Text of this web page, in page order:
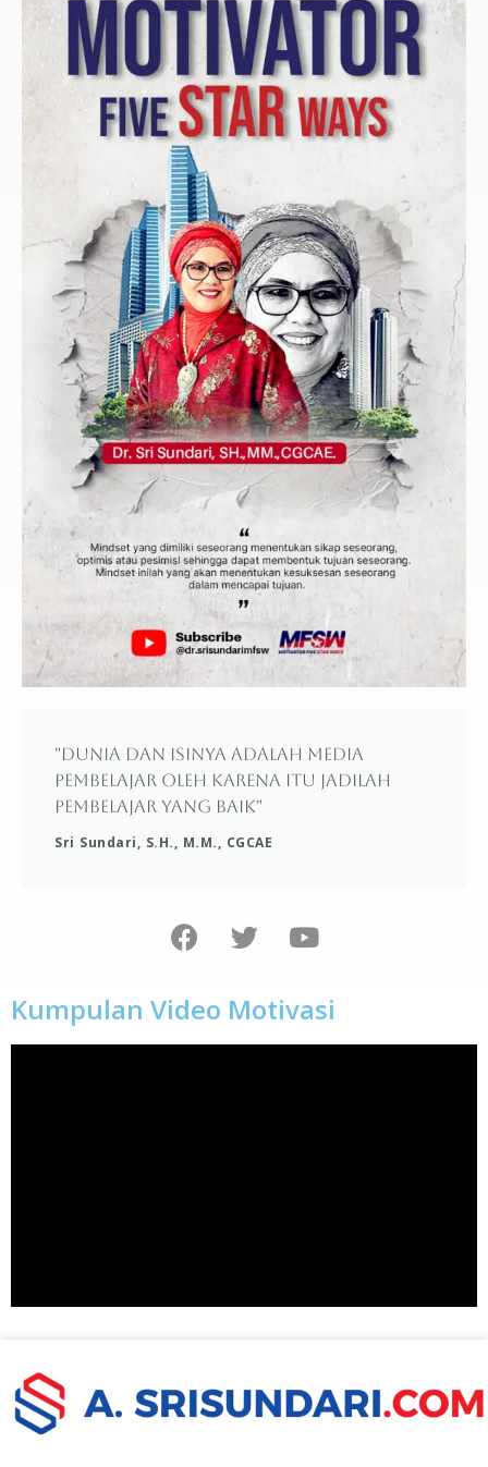
"Dunia dan isinya adalah media
pembelajar oleh karena itu jadilah
pembelajar yang baik"
Sri Sundari, S.H., M.M., CGCAE
Kumpulan Video Motivasi